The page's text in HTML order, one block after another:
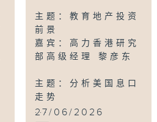
主题：教育地产投资
前景
嘉宾：高力香港研究
部高级经理 黎彦东
主题：分析美国息口
走势
...
27/06/2026